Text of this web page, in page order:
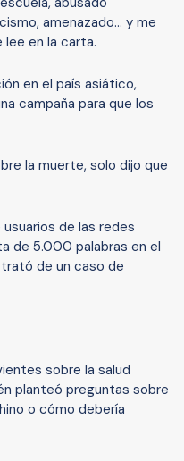
amenazado... y me
en la carta.
en el país asiático,
campaña para que los
la muerte, solo dijo que
de las redes
de 5.000 palabras en el
de un caso de
sobre la salud
planteó preguntas sobre
o cómo debería